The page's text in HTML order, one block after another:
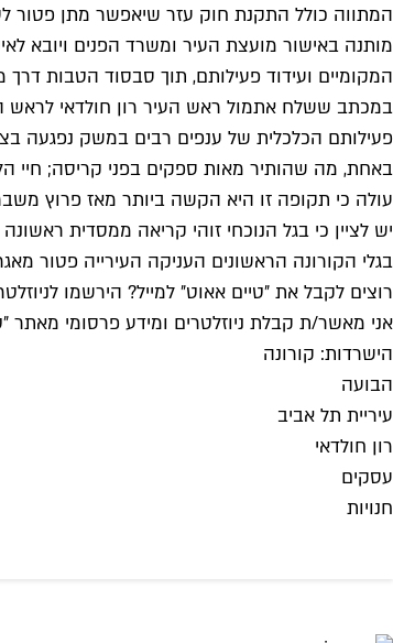
המתווה כולל התקנת חוק עזר שיאפשר מתן פטור
מותנה באישור מועצת העיר ומשרד הפנים ויובא
המקומיים ועידוד פעילותם, תוך סבסוד הטבות דרך
במכתב ששלח אתמול ראש העיר רון חולדאי לראש
פעילותם הכלכלית של ענפים רבים במשק נפגעה
באחת, מה שהותיר מאות ספקים בפני קריסה; חיי
עולה כי תקופה זו היא הקשה ביותר מאז פרוץ
יש לציין כי בגל הנוכחי זוהי קריאה ממסדית
בגלי הקורונה הראשונים העניקה העירייה פטור
רוצים לקבל את ״טיים אאוט״ למייל? הירשמו
אני מאשר/ת קבלת ניוזלטרים ומידע פרסומי מאתר
הישרדות: קורונה
הבועה
עיריית תל אביב
רון חולדאי
עסקים
חנויות